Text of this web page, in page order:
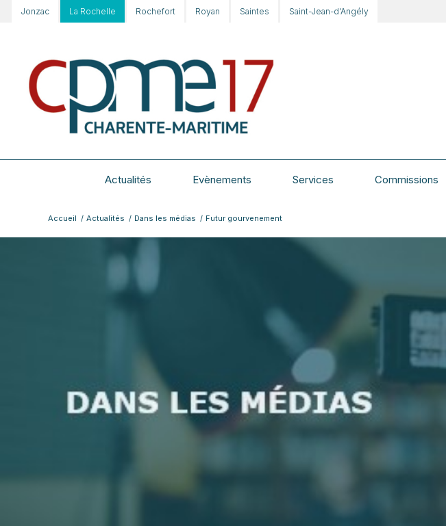
Jonzac La Rochelle Rochefort Royan Saintes Saint-Jean-d'Angély
Actualités Evènements Services Commissions
Accueil / Actualités / Dans les médias / Futur gourvenement